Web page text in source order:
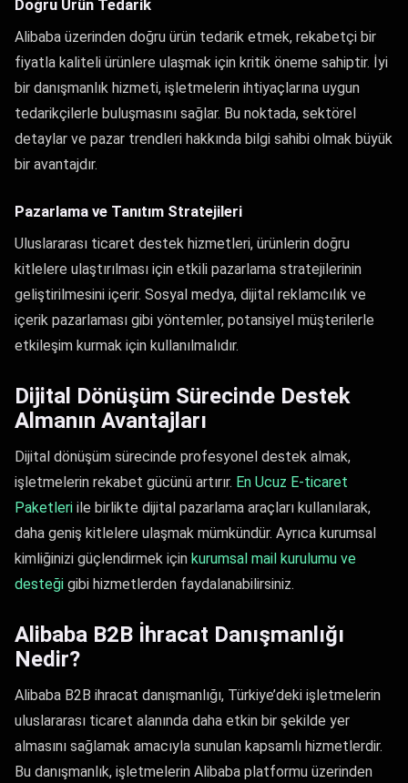
Doğru Ürün Tedarik
Alibaba üzerinden doğru ürün tedarik etmek, rekabetçi bir
fiyatla kaliteli ürünlere ulaşmak için kritik öneme sahiptir. İyi
bir danışmanlık hizmeti, işletmelerin ihtiyaçlarına uygun
tedarikçilerle buluşmasını sağlar. Bu noktada, sektörel
detaylar ve pazar trendleri hakkında bilgi sahibi olmak büyük
bir avantajdır.
Pazarlama ve Tanıtım Stratejileri
Uluslararası ticaret destek hizmetleri, ürünlerin doğru
kitlelere ulaştırılması için etkili pazarlama stratejilerinin
geliştirilmesini içerir. Sosyal medya, dijital reklamcılık ve
içerik pazarlaması gibi yöntemler, potansiyel müşterilerle
etkileşim kurmak için kullanılmalıdır.
Dijital Dönüşüm Sürecinde Destek
Almanın Avantajları
Dijital dönüşüm sürecinde profesyonel destek almak,
işletmelerin rekabet gücünü artırır. En Ucuz E-ticaret
Paketleri ile birlikte dijital pazarlama araçları kullanılarak,
daha geniş kitlelere ulaşmak mümkündür. Ayrıca kurumsal
kimliğinizi güçlendirmek için kurumsal mail kurulumu ve
desteği gibi hizmetlerden faydalanabilirsiniz.
Alibaba B2B İhracat Danışmanlığı
Nedir?
Alibaba B2B ihracat danışmanlığı, Türkiye’deki işletmelerin
uluslararası ticaret alanında daha etkin bir şekilde yer
almasını sağlamak amacıyla sunulan kapsamlı hizmetlerdir.
Bu danışmanlık, işletmelerin Alibaba platformu üzerinden